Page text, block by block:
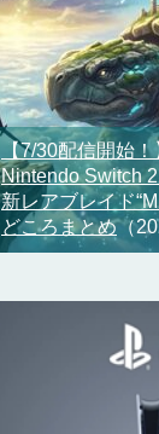
【7/30配信開始
Nintendo Switch
新レアブレイド
どころまとめ（